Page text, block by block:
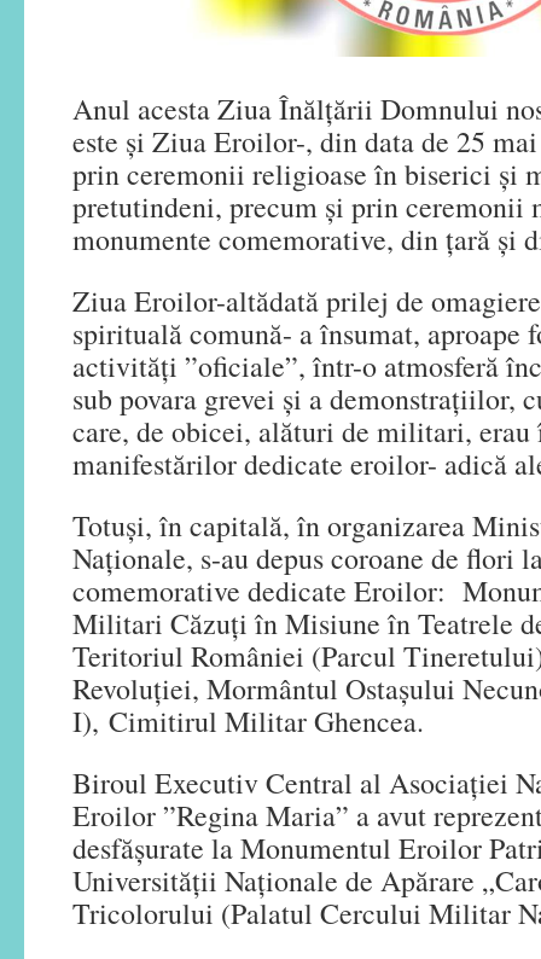
Anul acesta Ziua Înălțării Domnului
este și Ziua Eroilor-, din data de 25
prin ceremonii religioase în biserici și
pretutindeni, precum și prin ceremonii
monumente comemorative, din țară și
Ziua Eroilor-altădată prilej de
spirituală comună- a însumat, aproape
activități ”oficiale”, într-o atmosferă
sub povara grevei și a demonstrațiilor,
care, de obicei, alături de militari,
manifestărilor dedicate eroilor- adică
Totuși, în capitală, în organizarea
Naționale, s-au depus coroane de flori
comemorative dedicate Eroilor:
Militari Căzuți în Misiune în Teatrele
Teritoriul României (Parcul
Revoluției, Mormântul Ostașului
I), Cimitirul Militar Ghencea.
Biroul Executiv Central al Asociației
Eroilor ”Regina Maria” a avut
desfășurate la Monumentul Eroilor
Universității Naționale de Apărare
Tricolorului (Palatul Cercului Militar